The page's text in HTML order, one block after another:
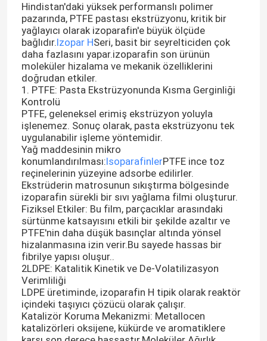
Hindistan'daki yüksek performanslı polimer
pazarında, PTFE pastası ekstrüzyonu, kritik bir
yağlayıcı olarak izoparafin'e büyük ölçüde
bağlıdır.Izopar HSeri, basit bir seyrelticiden çok
daha fazlasını yapar.izoparafin son ürünün
moleküler hizalama ve mekanik özelliklerini
doğrudan etkiler.
1. PTFE: Pasta Ekstrüzyonunda Kısma Gerginliği
Kontrolü
PTFE, geleneksel erimiş ekstrüzyon yoluyla
işlenemez. Sonuç olarak, pasta ekstrüzyonu tek
uygulanabilir işleme yöntemidir.
Yağ maddesinin mikro
konumlandırılması:IsoparafinlerPTFE ince toz
reçinelerinin yüzeyine adsorbe edilirler.
Ekstrüderin matrosunun sıkıştırma bölgesinde
izoparafin sürekli bir sıvı yağlama filmi oluşturur.
Fiziksel Etkiler: Bu film, parçacıklar arasındaki
sürtünme katsayısını etkili bir şekilde azaltır ve
PTFE'nin daha düşük basınçlar altında yönsel
hizalanmasına izin verir.Bu sayede hassas bir
fibrilye yapısı oluşur..
2LDPE: Katalitik Kinetik ve De-Volatilizasyon
Verimliliği
LDPE üretiminde, izoparafin H tipik olarak reaktör
içindeki taşıyıcı çözücü olarak çalışır.
Katalizör Koruma Mekanizmi: Metallocen
katalizörleri oksijene, kükürde ve aromatiklere